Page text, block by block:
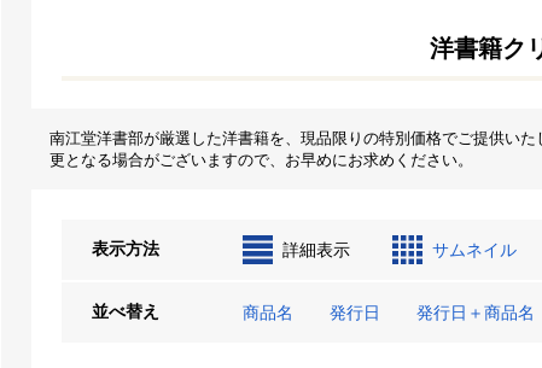
洋書籍ク
南江堂洋書部が厳選した洋書籍を、現品限りの特別価格でご提供い
更となる場合がございますので、お早めにお求めください。
表示方法 詳細表示 サムネイル
並べ替え 商品名 発行日 発行日＋商品名